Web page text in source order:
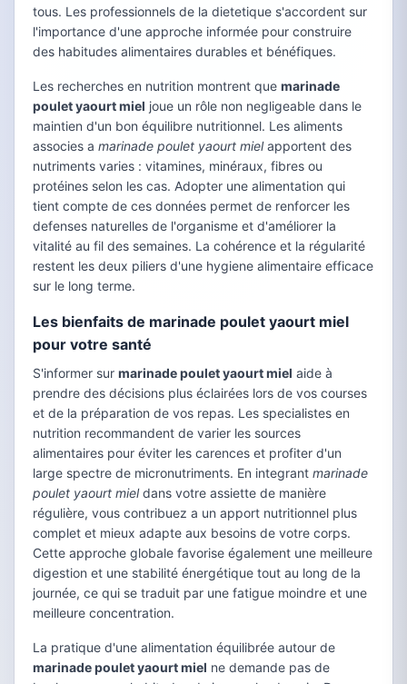
tous. Les professionnels de la dietetique s'accordent sur
l'importance d'une approche informée pour construire
des habitudes alimentaires durables et bénéfiques.
Les recherches en nutrition montrent que marinade
poulet yaourt miel joue un rôle non negligeable dans le
maintien d'un bon équilibre nutritionnel. Les aliments
associes a marinade poulet yaourt mielapportent des
nutriments varies : vitamines, minéraux, fibres ou
protéines selon les cas. Adopter une alimentation qui
tient compte de ces données permet de renforcer les
defenses naturelles de l'organisme et d'améliorer la
vitalité au fil des semaines. La cohérence et la régularité
restent les deux piliers d'une hygiene alimentaire efficace
sur le long terme.
Les bienfaits de marinade poulet yaourt miel
pour votre santé
S'informer sur marinade poulet yaourt miel aide à
prendre des décisions plus éclairées lors de vos courses
et de la préparation de vos repas. Les specialistes en
nutrition recommandent de varier les sources
alimentaires pour éviter les carences et profiter d'un
large spectre de micronutriments. En integrant marinade
poulet yaourt mieldans votre assiette de manière
régulière, vous contribuez a un apport nutritionnel plus
complet et mieux adapte aux besoins de votre corps.
Cette approche globale favorise également une meilleure
digestion et une stabilité énergétique tout au long de la
journée, ce qui se traduit par une fatigue moindre et une
meilleure concentration.
La pratique d'une alimentation équilibrée autour de
marinade poulet yaourt miel ne demande pas de